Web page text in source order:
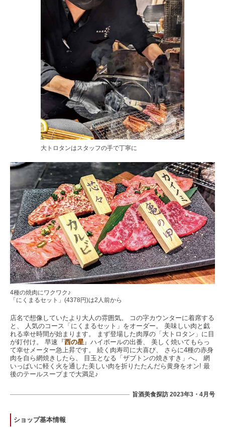
大トロタンはスタッフの手で丁寧に
4種の焼肉にワクワク♪
「にくまるセット」(4378円)は2人前から
店名で想像していたより大人の雰囲気。 コの字カウンターに着席する
と、 人気のコース「にくまるセット」をオーダー。 美味しい肉と戯
れる幸せ時間が始まります。 まず登場した肉厚の「大トロタン」に目
が釘付け。 早速『西の星 』ハイボールの出番、 美しく焼いてもらっ
て幸せメーター急上昇です。 続く肉寿司に大喜び、 さらに4種の赤身
肉を自ら網焼きしたら、 目玉となる「ザブトンの焼きすき」へ。 網
いっぱいに軽く火を通した美しい肉を折りたたんだら黄身をオン! 最
後のテールスープまで大満足♪
旨酒美食探訪 2023年3・4月号
ショップ基本情報